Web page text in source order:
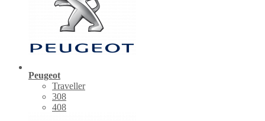
Peugeot
Traveller
308
408